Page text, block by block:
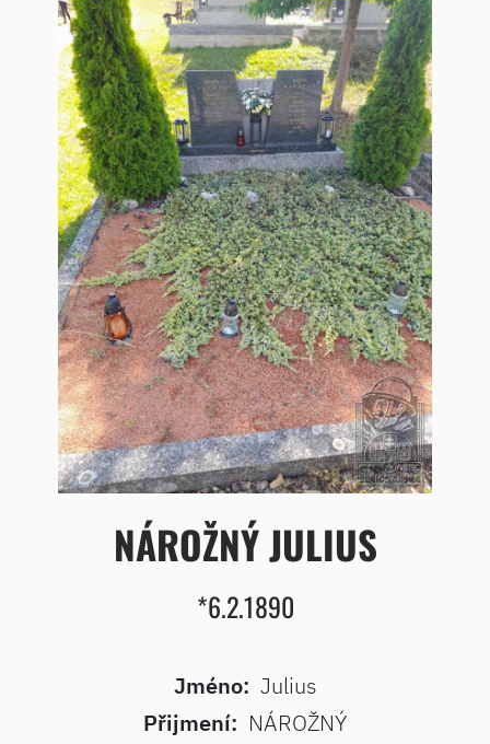
NÁROŽNÝ JULIUS
*6.2.1890
Jméno: Julius
Přijmení: NÁROŽNÝ